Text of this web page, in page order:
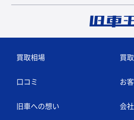
買取相場 買
口コミ お
旧車への想い 会